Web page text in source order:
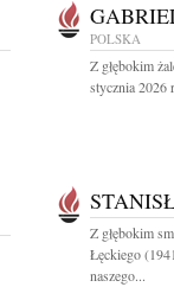
POLSKA
Z głębokim
stycznia 2026
Z głębokim
Łęckiego
naszego...